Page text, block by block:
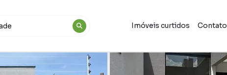
Imóveis curtidos Contato